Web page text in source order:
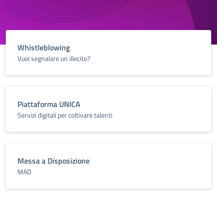
Whistleblowing
Vuoi segnalare un illecito?
Piattaforma UNICA
Servizi digitali per coltivare talenti
Messa a Disposizione
MAD